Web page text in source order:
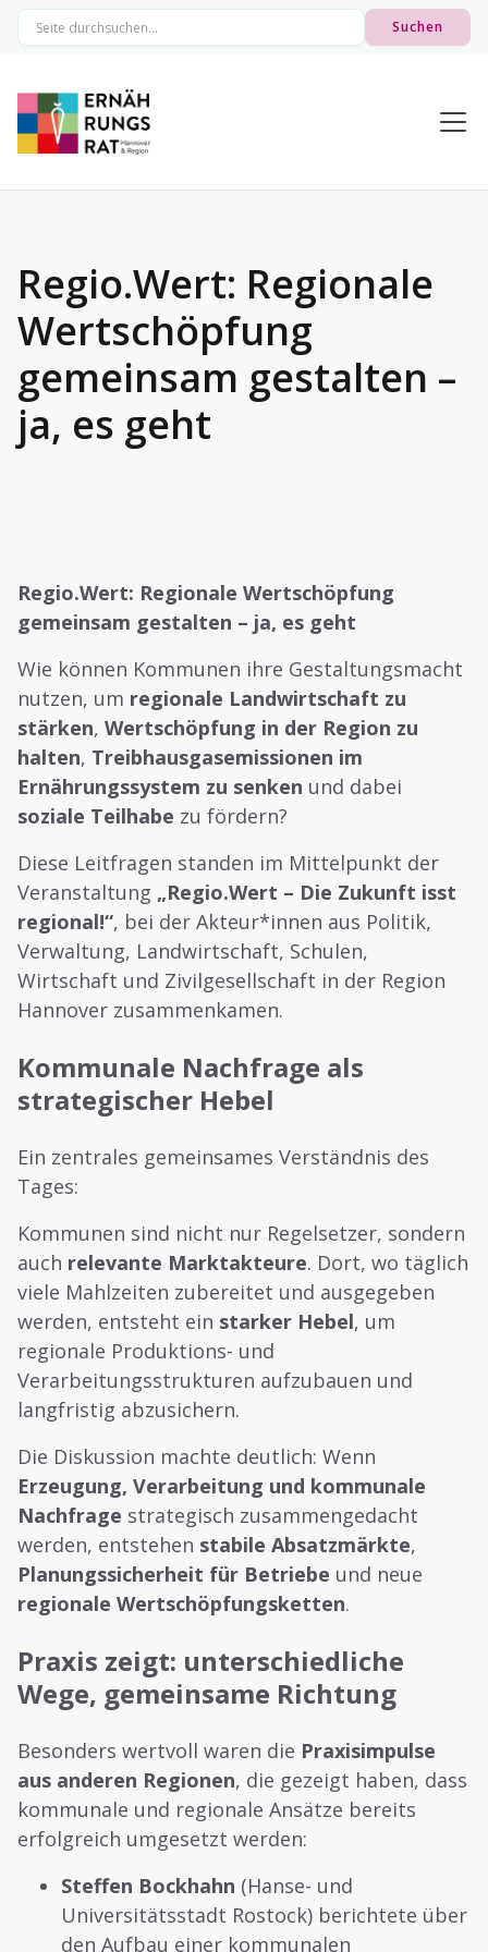
Regio.Wert: Regionale
Wertschöpfung
gemeinsam gestalten –
ja, es geht
Regio.Wert: Regionale Wertschöpfung
gemeinsam gestalten – ja, es geht
Wie können Kommunen ihre Gestaltungsmacht
nutzen, um regionale Landwirtschaft zu
stärken, Wertschöpfung in der Region zu
halten, Treibhausgasemissionen im
Ernährungssystem zu senken und dabei
soziale Teilhabe zu fördern?
Diese Leitfragen standen im Mittelpunkt der
Veranstaltung „Regio.Wert – Die Zukunft isst
regional!“, bei der Akteur*innen aus Politik,
Verwaltung, Landwirtschaft, Schulen,
Wirtschaft und Zivilgesellschaft in der Region
Hannover zusammenkamen.
Kommunale Nachfrage als
strategischer Hebel
Ein zentrales gemeinsames Verständnis des
Tages:
Kommunen sind nicht nur Regelsetzer, sondern
auch relevante Marktakteure. Dort, wo täglich
viele Mahlzeiten zubereitet und ausgegeben
werden, entsteht ein starker Hebel, um
regionale Produktions- und
Verarbeitungsstrukturen aufzubauen und
langfristig abzusichern.
Die Diskussion machte deutlich: Wenn
Erzeugung, Verarbeitung und kommunale
Nachfrage strategisch zusammengedacht
werden, entstehen stabile Absatzmärkte,
Planungssicherheit für Betriebe und neue
regionale Wertschöpfungsketten.
Praxis zeigt: unterschiedliche
Wege, gemeinsame Richtung
Besonders wertvoll waren die Praxisimpulse
aus anderen Regionen, die gezeigt haben, dass
kommunale und regionale Ansätze bereits
erfolgreich umgesetzt werden:
Steffen Bockhahn (Hanse- und
Universitätsstadt Rostock) berichtete über
den Aufbau einer kommunalen